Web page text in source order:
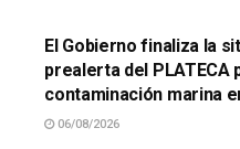
El Gobierno finaliza la
prealerta del PLATECA
contaminación marina
06/08/2026